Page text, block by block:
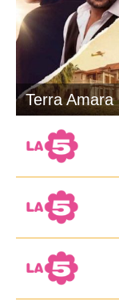
Terra Amara